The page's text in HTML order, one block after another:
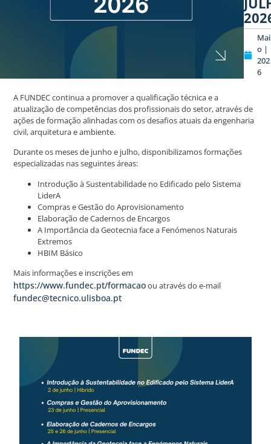
Mai
o |
202
6
A FUNDEC continua a promover a qualificação técnica e a
atualização de competências dos profissionais do setor, através de
ações de formação alinhadas com os desafios atuais da engenharia
civil, arquitetura e ambiente.
Durante os meses de junho e julho, disponibilizamos formações
especializadas nas seguintes áreas:
Introdução à Sustentabilidade no Edificado pelo Sistema
LiderA
Compras e Gestão do Aprovisionamento
Elaboração de Cadernos de Encargos
A Importância da Geotecnia face a Fenómenos Naturais
Extremos
HBIM Básico
Mais informações e inscrições em
https://www.fundec.pt/formacaoou através do e-mail
fundec@tecnico.ulisboa.pt